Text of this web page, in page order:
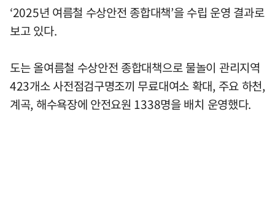
‘2025년 여름철 수상안전 종합대책’을 수립 운영 결과로
보고 있다.
도는 올여름철 수상안전 종합대책으로 물놀이 관리지역
423개소 사전점검구명조끼 무료대여소 확대, 주요 하천,
계곡, 해수욕장에 안전요원 1338명을 배치 운영했다.